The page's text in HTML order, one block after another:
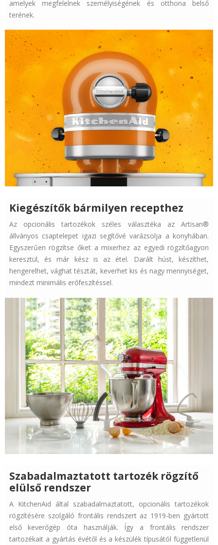
amelyek megfelelnek személyiségének és otthona belső
terének.
Kiegészítők bármilyen recepthez
Az opcionális tartozékok széles választéka az Artisan®
állványos csaptelepet igazi segítővé varázsolja a konyhában.
Egyszerűen rögzítse őket a mixerhez az egyedi rögzítőagyon
keresztül, és már kész is az étel. Darált húst, készíthet,
hengerelhet, vághat tésztát, keverhet kis és nagy mennyiséget,
mindezt minimális erőfeszítéssel.
Szabadalmaztatott tartozék rögzítő
elülső rendszer
A KitchenAid által szabadalmaztatott, opcionális tartozékok
rögzítésére szolgáló frontális rendszert az 1919-ben gyártott
első keverőgép óta használják. Így a frontális rendszer
tartozékait a gyártás évétől és a készülék típusától függetlenül